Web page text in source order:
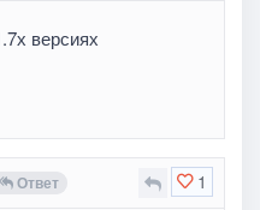
версиях
1
Ответ